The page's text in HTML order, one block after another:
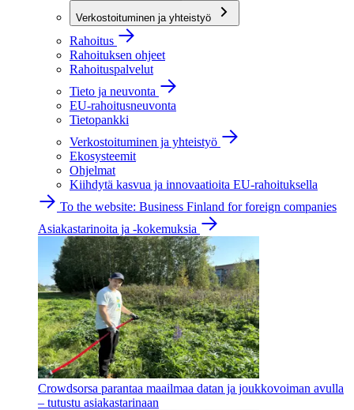
Verkostoituminen ja yhteistyö
Rahoitus
Rahoituksen ohjeet
Rahoituspalvelut
Tieto ja neuvonta
EU-rahoitusneuvonta
Tietopankki
Verkostoituminen ja yhteistyö
Ekosysteemit
Ohjelmat
Kiihdytä kasvua ja innovaatioita EU-rahoituksella
To the website: Business Finland for foreign companies
Asiakastarinoita ja -kokemuksia
Crowdsorsa parantaa maailmaa datan ja joukkovoiman avulla
– tutustu asiakastarinaan